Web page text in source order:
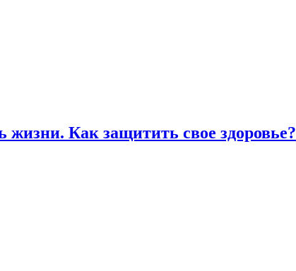
Как защитить свое здоровье?